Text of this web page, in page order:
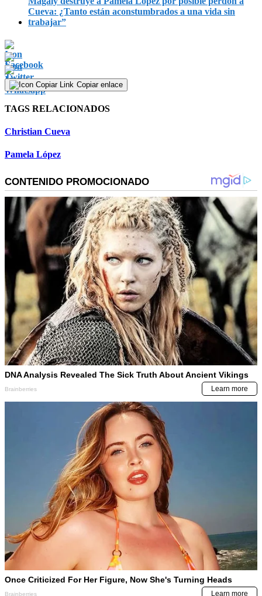
Cueva: ¿Tanto están aconstumbrados a una vida sin
trabajar”
Copiar enlace
TAGS RELACIONADOS
Christian Cueva
Pamela López